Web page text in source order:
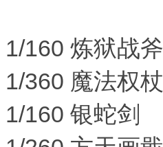
1/160 炼狱战斧
1/360 魔法权杖
1/160 银蛇剑